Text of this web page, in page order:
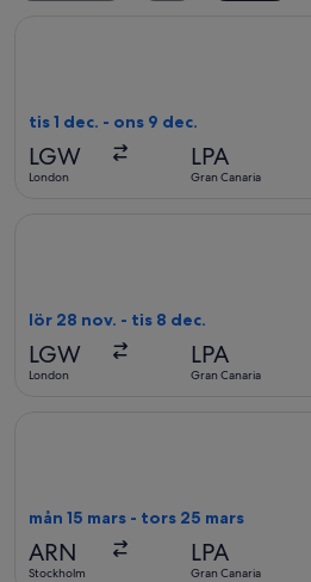
tis 1 dec. - ons 9 dec.
LGW
London
LPA
Gran Canaria
lör 28 nov. - tis 8 dec.
LGW
London
LPA
Gran Canaria
mån 15 mars - tors 25 mars
ARN
Stockholm
LPA
Gran Canaria